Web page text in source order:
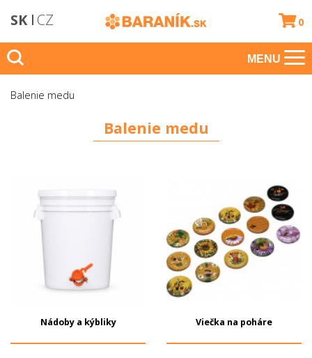
SK CZ 0
MENU
Balenie medu
Balenie medu
Nádoby a kýbliky Viečka na poháre